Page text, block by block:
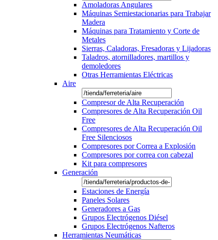
Amoladoras Angulares
Máquinas Semiestacionarias para Trabajar
Madera
Máquinas para Tratamiento y Corte de
Metales
Sierras, Caladoras, Fresadoras y Lijadoras
Taladros, atornilladores, martillos y
demoledores
Otras Herramientas Eléctricas
Aire
Compresor de Alta Recuperación
Compresores de Alta Recuperación Oil
Free
Compresores de Alta Recuperación Oil
Free Silenciosos
Compresores por Correa a Explosión
Compresores por correa con cabezal
Kit para compresores
Generación
Estaciones de Energía
Paneles Solares
Generadores a Gas
Grupos Electrógenos Diésel
Grupos Electrógenos Nafteros
Herramientas Neumáticas